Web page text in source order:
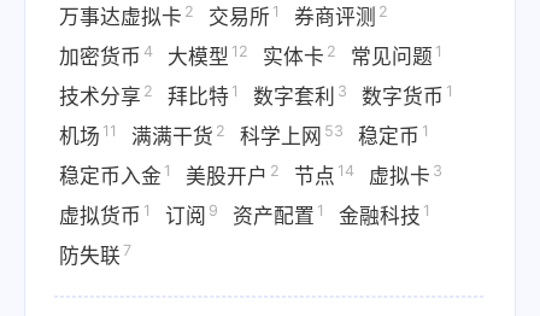
万事达虚拟卡 2 交易所 1 券商评测 2
加密货币 4 大模型 12 实体卡 2 常见问题 1
技术分享 2 拜比特 1 数字套利 3 数字货币 1
机场 11 满满干货 2 科学上网 53 稳定币 1
稳定币入金 1 美股开户 2 节点 14 虚拟卡 3
虚拟货币 1 订阅 9 资产配置 1 金融科技 1
防失联 7